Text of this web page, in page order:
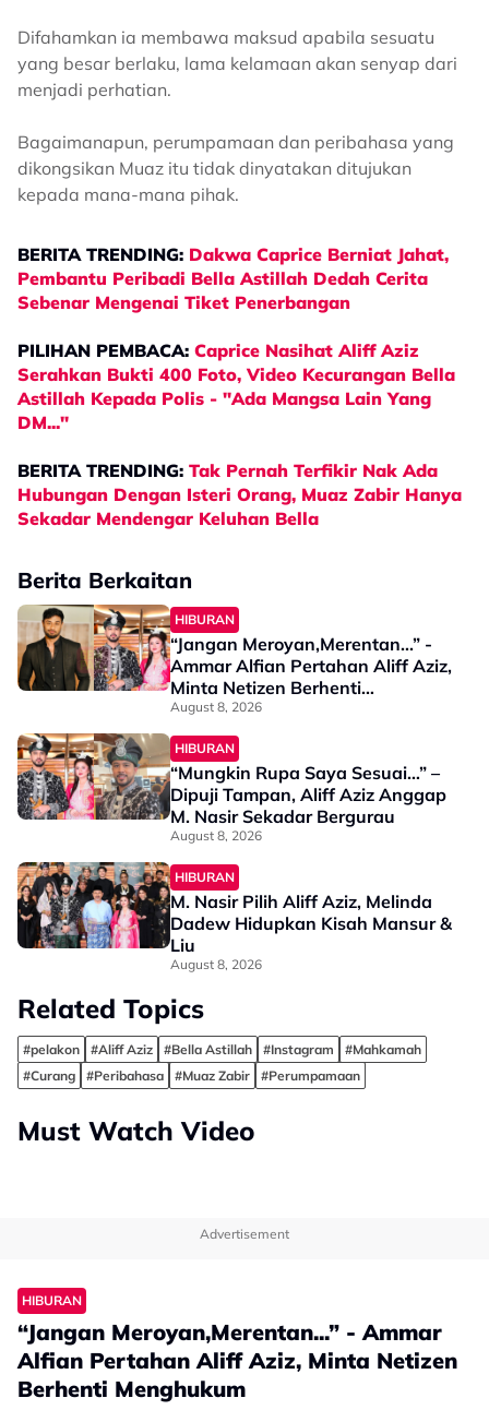
Difahamkan ia membawa maksud apabila sesuatu
yang besar berlaku, lama kelamaan akan senyap dari
menjadi perhatian.
Bagaimanapun, perumpamaan dan peribahasa yang
dikongsikan Muaz itu tidak dinyatakan ditujukan
kepada mana-mana pihak.
BERITA TRENDING: Dakwa Caprice Berniat Jahat,
Pembantu Peribadi Bella Astillah Dedah Cerita
Sebenar Mengenai Tiket Penerbangan
PILIHAN PEMBACA: Caprice Nasihat Aliff Aziz
Serahkan Bukti 400 Foto, Video Kecurangan Bella
Astillah Kepada Polis - "Ada Mangsa Lain Yang
DM..."
BERITA TRENDING: Tak Pernah Terfikir Nak Ada
Hubungan Dengan Isteri Orang, Muaz Zabir Hanya
Sekadar Mendengar Keluhan Bella
Berita Berkaitan
HIBURAN
“Jangan Meroyan,Merentan...” -
Ammar Alfian Pertahan Aliff Aziz,
Minta Netizen Berhenti
Menghukum
August 8, 2026
HIBURAN
“Mungkin Rupa Saya Sesuai…” –
Dipuji Tampan, Aliff Aziz Anggap
M. Nasir Sekadar Bergurau
August 8, 2026
HIBURAN
M. Nasir Pilih Aliff Aziz, Melinda
Dadew Hidupkan Kisah Mansur &
Liu
August 8, 2026
Related Topics
#pelakon #Aliff Aziz #Bella Astillah #Instagram
#Mahkamah
#Curang
#Peribahasa #Muaz Zabir #Perumpamaan
Must Watch Video
Advertisement
HIBURAN
“Jangan Meroyan,Merentan...” - Ammar
Alfian Pertahan Aliff Aziz, Minta Netizen
Berhenti Menghukum